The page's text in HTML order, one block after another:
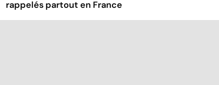
rappelés partout en France